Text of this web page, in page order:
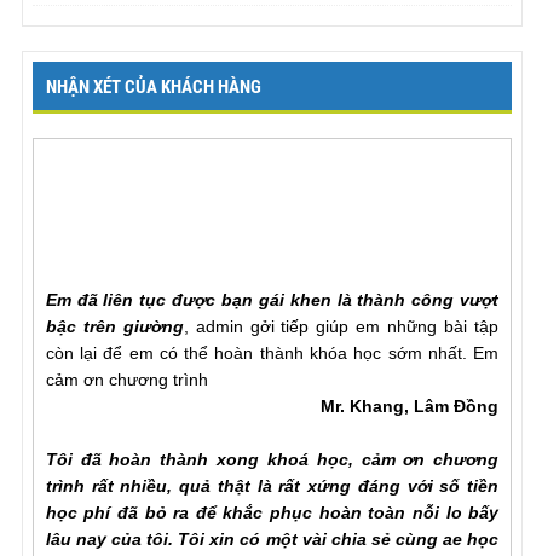
NHẬN XÉT CỦA KHÁCH HÀNG
bậc trên giường, admin gởi tiếp giúp em những bài tập
còn lại để em có thể hoàn thành khóa học sớm nhất. Em
cảm ơn chương trình
trình rất nhiều, quả thật là rất xứng đáng với số tiền
học phí đã bỏ ra để khắc phục hoàn toàn nỗi lo bấy
lâu nay của tôi. Tôi xin có một vài chia sẻ cùng ae học
viên ODC. Trong quá trình tập luyện ngoài sự hướng